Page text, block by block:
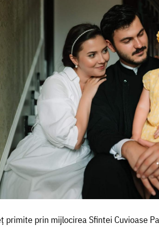
primite prin mijlocirea Sfintei Cuvioase